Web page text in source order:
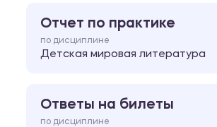
Отчет по практике
по дисциплине
Детская мировая литература
Ответы на билеты
по дисциплине